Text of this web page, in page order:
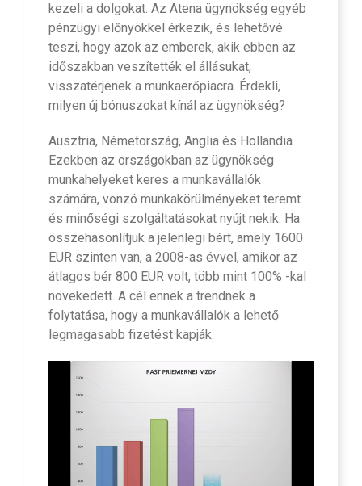
kezeli a dolgokat. Az Atena ügynökség egyéb
pénzügyi előnyökkel érkezik, és lehetővé
teszi, hogy azok az emberek, akik ebben az
időszakban veszítették el állásukat,
visszatérjenek a munkaerőpiacra. Érdekli,
milyen új bónuszokat kínál az ügynökség?
Ausztria, Németország, Anglia és Hollandia.
Ezekben az országokban az ügynökség
munkahelyeket keres a munkavállalók
számára, vonzó munkakörülményeket teremt
és minőségi szolgáltatásokat nyújt nekik. Ha
összehasonlítjuk a jelenlegi bért, amely 1600
EUR szinten van, a 2008-as évvel, amikor az
átlagos bér 800 EUR volt, több mint 100% -kal
növekedett. A cél ennek a trendnek a
folytatása, hogy a munkavállalók a lehető
legmagasabb fizetést kapják.